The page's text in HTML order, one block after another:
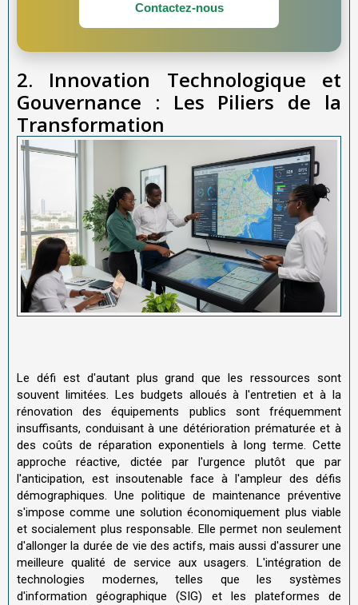
Contactez-nous
2. Innovation Technologique et
Gouvernance : Les Piliers de la
Transformation
Le défi est d'autant plus grand que les ressources sont
souvent limitées. Les budgets alloués à l'entretien et à la
rénovation des équipements publics sont fréquemment
insuffisants, conduisant à une détérioration prématurée et à
des coûts de réparation exponentiels à long terme. Cette
approche réactive, dictée par l'urgence plutôt que par
l'anticipation, est insoutenable face à l'ampleur des défis
démographiques. Une politique de maintenance préventive
s'impose comme une solution économiquement plus viable
et socialement plus responsable. Elle permet non seulement
d'allonger la durée de vie des actifs, mais aussi d'assurer une
meilleure qualité de service aux usagers. L'intégration de
technologies modernes, telles que les systèmes
d'information géographique (SIG) et les plateformes de